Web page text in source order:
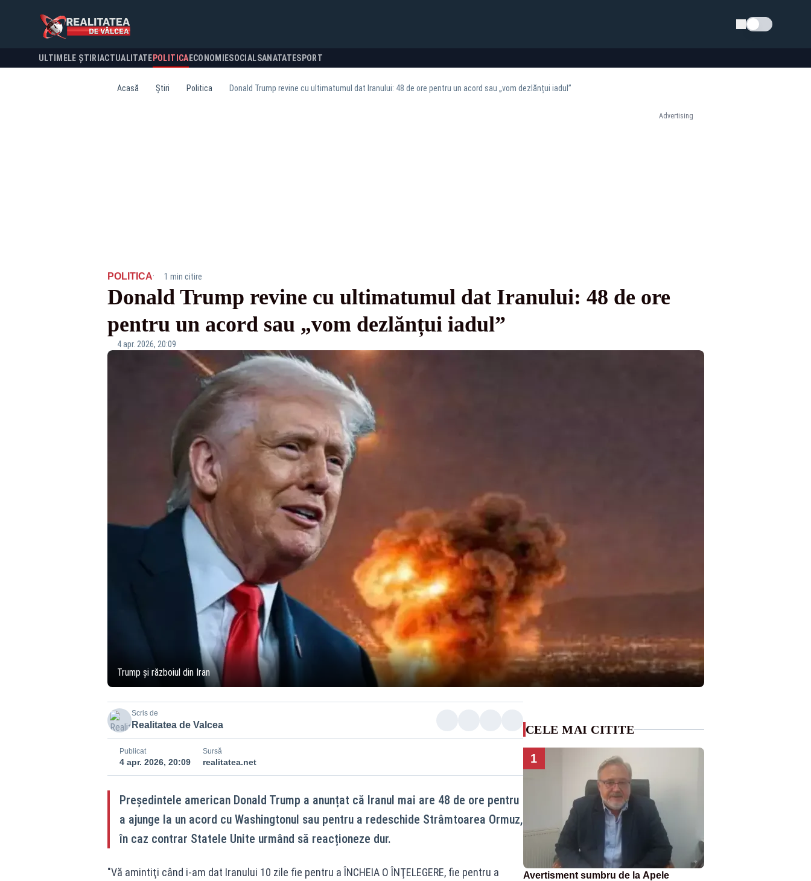
Schimba tema
ULTIMELE ȘTIRI ACTUALITATE POLITICA ECONOMIESOCIALSANATATESPORT
Acasă Știri Politica Donald Trump revine cu ultimatumul dat Iranului: 48 de ore pentru un acord sau „vom dezlănțui iadul”
Advertising
POLITICA· 1 min citire
Donald Trump revine cu ultimatumul dat Iranului: 48 de ore
pentru un acord sau „vom dezlănțui iadul”
4 apr. 2026, 20:09
Trump și războiul din Iran
Scris de
Realitatea de Valcea
Publicat
4 apr. 2026, 20:09
Sursă
realitatea.net
Președintele american Donald Trump a anunțat că Iranul mai are 48 de ore pentru
a ajunge la un acord cu Washingtonul sau pentru a redeschide Strâmtoarea Ormuz,
în caz contrar Statele Unite urmând să reacționeze dur.
"Vă amintiţi când i-am dat Iranului 10 zile fie pentru a ÎNCHEIA O ÎNŢELEGERE, fie pentru a
CELE MAI CITITE
1
Avertisment sumbru de la Apele